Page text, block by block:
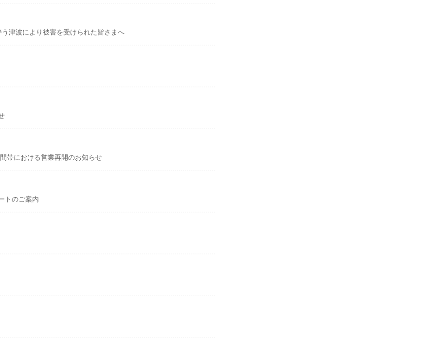
津波により被害を受けられた皆さまへ
帯における営業再開のお知らせ
トのご案内